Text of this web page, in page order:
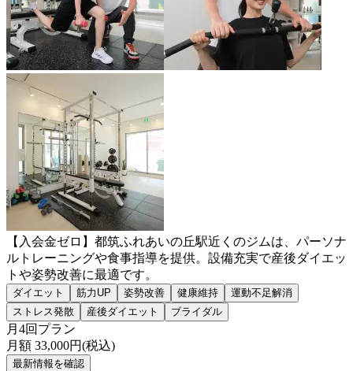
【入会金ゼロ】都筑ふれあいの丘駅近くのジムは、パーソナ
ルトレーニングや食事指導を提供。設備充実で産後ダイエッ
トや姿勢改善に最適です。
ダイエット 筋力UP 姿勢改善 健康維持
運動不足解消
ストレス発散
産後ダイエット ブライダル
月4回プラン
月額 33,000円(税込)
最新情報を確認